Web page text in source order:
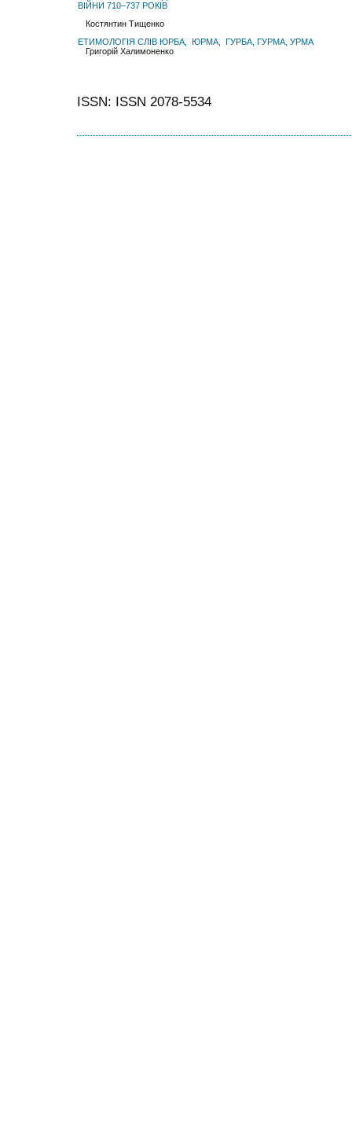
ВІЙНИ 710–737 РОКІВ
Костянтин Тищенко
ЕТИМОЛОГІЯ СЛІВ ЮРБА, ЮРМА, ГУРБА, ГУРМА, УРМА
Григорій Халимоненко
ISSN: ISSN 2078-5534